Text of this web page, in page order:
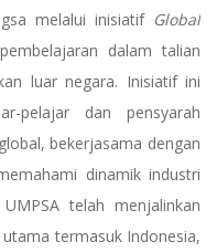
melalui inisiatif Global
dalam talian
luar negara. Inisiatif ini
pelajar dan pensyarah
bekerjasama dengan
dinamik industri
telah menjalinkan
termasuk Indonesia,